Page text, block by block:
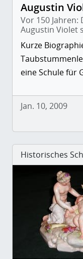
Augustin
Vor 150
Augustin Violet
Kurze
eine Schule für
Jan. 10, 2009
Historisches